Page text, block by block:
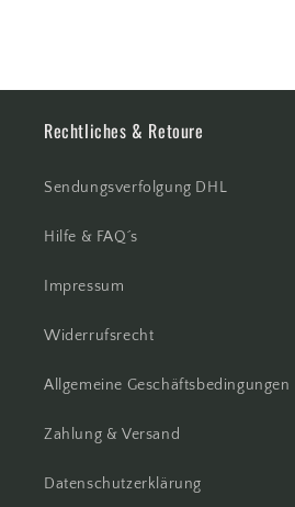
Rechtliches & Retoure
Sendungsverfolgung DHL
Hilfe & FAQ´s
Impressum
Widerrufsrecht
Allgemeine Geschäftsbedingungen
Zahlung & Versand
Datenschutzerklärung